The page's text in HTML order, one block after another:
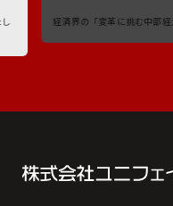
経済界の「変革に挑む中部